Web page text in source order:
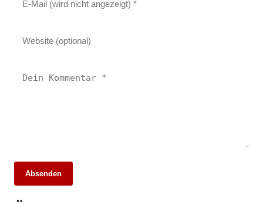
Absenden
29. April 2026